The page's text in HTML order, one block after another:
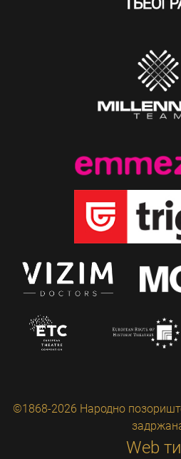
©1868-2026 Народно
Web